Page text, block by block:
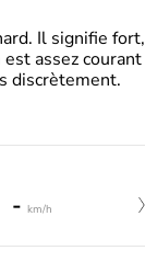
Il signifie fort,
assez courant
discrètement.
- km/h